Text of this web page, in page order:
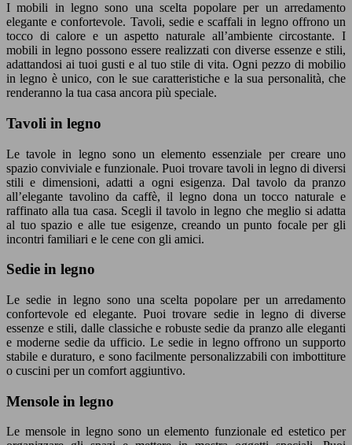
I mobili in legno sono una scelta popolare per un arredamento
elegante e confortevole. Tavoli, sedie e scaffali in legno offrono un
tocco di calore e un aspetto naturale all’ambiente circostante. I
mobili in legno possono essere realizzati con diverse essenze e stili,
adattandosi ai tuoi gusti e al tuo stile di vita. Ogni pezzo di mobilio
in legno è unico, con le sue caratteristiche e la sua personalità, che
renderanno la tua casa ancora più speciale.
Tavoli in legno
Le tavole in legno sono un elemento essenziale per creare uno
spazio conviviale e funzionale. Puoi trovare tavoli in legno di diversi
stili e dimensioni, adatti a ogni esigenza. Dal tavolo da pranzo
all’elegante tavolino da caffè, il legno dona un tocco naturale e
raffinato alla tua casa. Scegli il tavolo in legno che meglio si adatta
al tuo spazio e alle tue esigenze, creando un punto focale per gli
incontri familiari e le cene con gli amici.
Sedie in legno
Le sedie in legno sono una scelta popolare per un arredamento
confortevole ed elegante. Puoi trovare sedie in legno di diverse
essenze e stili, dalle classiche e robuste sedie da pranzo alle eleganti
e moderne sedie da ufficio. Le sedie in legno offrono un supporto
stabile e duraturo, e sono facilmente personalizzabili con imbottiture
o cuscini per un comfort aggiuntivo.
Mensole in legno
Le mensole in legno sono un elemento funzionale ed estetico per